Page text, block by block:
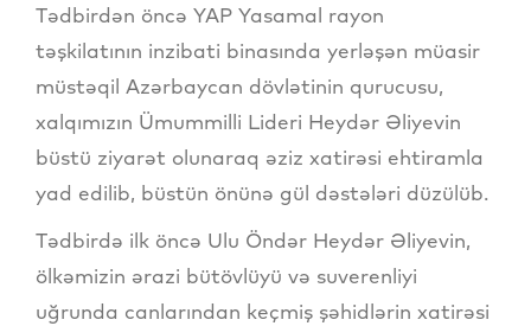
Tədbirdən öncə YAP Yasamal rayon
təşkilatının inzibati binasında yerləşən müasir
müstəqil Azərbaycan dövlətinin qurucusu,
xalqımızın Ümummilli Lideri Heydər Əliyevin
büstü ziyarət olunaraq əziz xatirəsi ehtiramla
yad edilib, büstün önünə gül dəstələri düzülüb.
Tədbirdə ilk öncə Ulu Öndər Heydər Əliyevin,
ölkəmizin ərazi bütövlüyü və suverenliyi
uğrunda canlarından keçmiş şəhidlərin xatirəsi